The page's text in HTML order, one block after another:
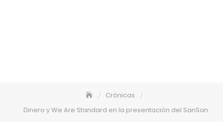
Crónicas
Dinero y We Are Standard en la presentación del SanSan.